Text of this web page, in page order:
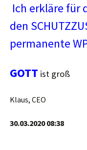
Ich erkläre für
den
permanente
GOTT ist groß
Klaus, CEO
30.03.2020 08:38